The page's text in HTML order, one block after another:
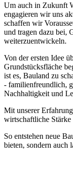
Um auch in Zukunft
engagieren wir uns
schaffen wir
und tragen dazu bei,
weiterzuentwickeln.
Von der ersten Idee
Grundstücksfläche
ist es, Bauland zu
- familienfreundlich,
Nachhaltigkeit und
Mit unserer
wirtschaftliche
So entstehen neue
bieten, sondern auch